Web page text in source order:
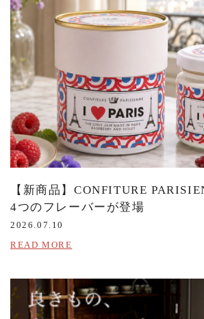
【新商品】CONFITURE
4つのフレーバーが登場
2026.07.10
READ MORE